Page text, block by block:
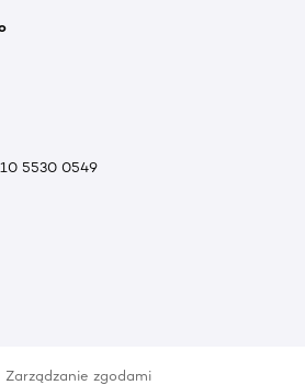
5530 0549
Zarządzanie zgodami